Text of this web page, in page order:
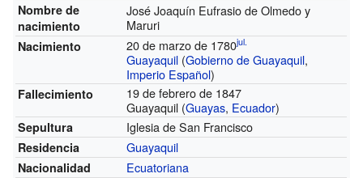
Nombre de
nacimiento
José Joaquín Eufrasio de Olmedo y
Maruri
Nacimiento 20 de marzo de 1780jul.
Guayaquil (Gobierno de Guayaquil,
Imperio Español)
Fallecimiento
19 de febrero de 1847
Guayaquil (Guayas, Ecuador)
Sepultura Iglesia de San Francisco
Residencia Guayaquil
Nacionalidad Ecuatoriana